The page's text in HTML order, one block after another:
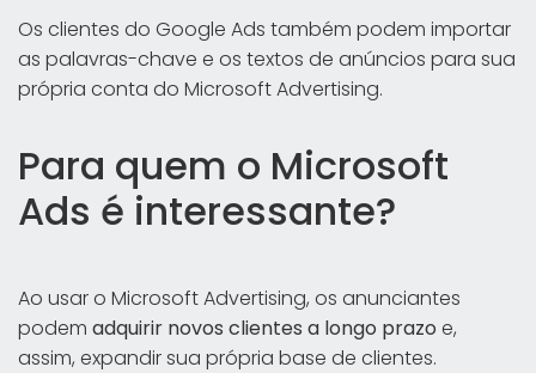
Os clientes do Google Ads também podem importar
as palavras-chave e os textos de anúncios para sua
própria conta do Microsoft Advertising.
Para quem o Microsoft
Ads é interessante?
Ao usar o Microsoft Advertising, os anunciantes
podem adquirir novos clientes a longo prazo e,
assim, expandir sua própria base de clientes.